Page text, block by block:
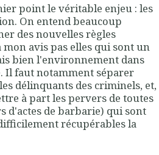
point le véritable enjeu : les
. On entend beaucoup
des nouvelles règles
mon avis pas elles qui sont un
bien l'environnement dans
Il faut notamment séparer
délinquants des criminels, et,
à part les pervers de toutes
d'actes de barbarie) qui sont
récupérables la